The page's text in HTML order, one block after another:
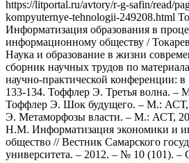
https://litportal.ru/avtory/r-g-safin/read/
kompyuternye-tehnologii-249208.html
Информатизация образования в
информационному обществу /
Наука и образование в жизни
сборник научных трудов по
научно-практической конференции: в
133-134. Тоффлер Э. Третья волна. –
Тоффлер Э. Шок будущего. – М.: АСТ,
Э. Метаморфозы власти. – М.: АСТ,
Н.М. Информатизация экономики и
общество // Вестник Самарского
университета. – 2012. – № 10 (101).